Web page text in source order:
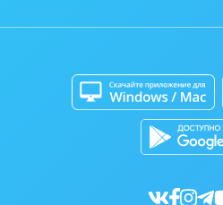
Кибербезопасность
Битрикс24 для Энтерпрайз
Битрикс24 Маркет
Разработчикам приложений